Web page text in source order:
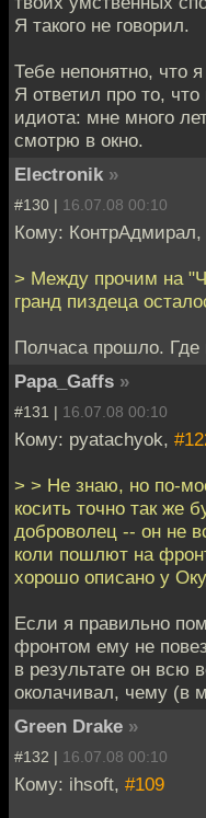
Я такого не говорил.
Тебе непонятно, что
Я ответил про то,
идиота: мне много
смотрю в окно.
Electronik »
#130 | 16.07.08 00:10
Кому: КонтрАдмирал,
> Между прочим на
гранд пиздеца
Полчаса прошло. Где
Papa_Gaffs »
#131 | 16.07.08 00:10
Кому: pyatachyok,
> > Не знаю, но по-
косить точно так же
доброволец -- он не
коли пошлют на
хорошо описано у
Если я правильно
фронтом ему не
в результате он всю
околачивал, чему (в
Green Drake »
#132 | 16.07.08 00:10
Кому: ihsoft, #109